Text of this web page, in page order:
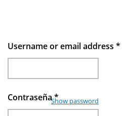
Username or email address *
Contraseña*
Show password